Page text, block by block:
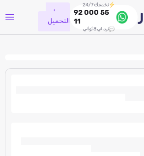
نخدمك 24/7
92 000 55
11
نرد في 8 ثواني
جاري
التحميل